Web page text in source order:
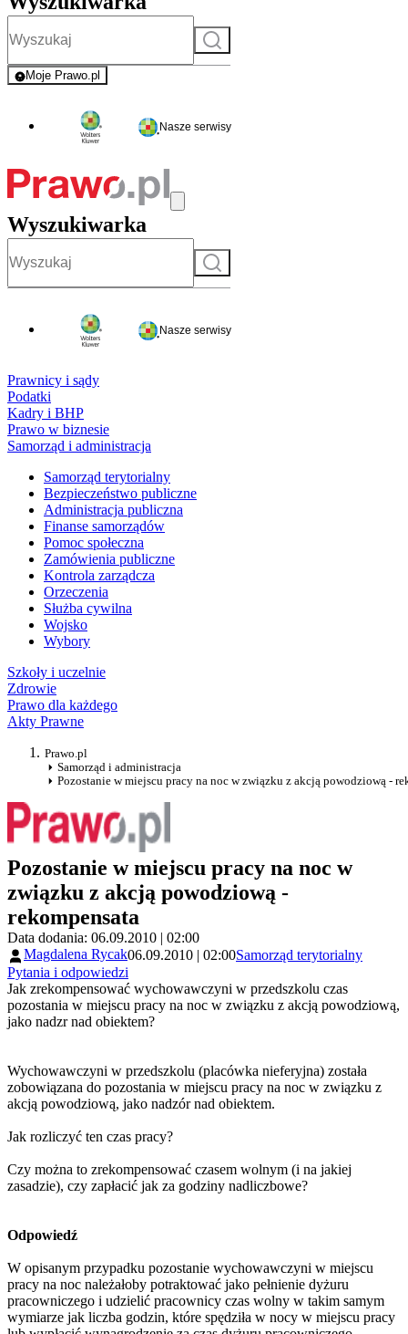
Szukaj
Moje Prawo.pl
- rejestracja i logowanie do serwisu
Nasze serwisy
Wyszukiwarka
Szukaj
Nasze serwisy
Prawnicy i sądy
Podatki
Kadry i BHP
Prawo w biznesie
Samorząd i administracja
Samorząd terytorialny
Bezpieczeństwo publiczne
Administracja publiczna
Finanse samorządów
Pomoc społeczna
Zamówienia publiczne
Kontrola zarządcza
Orzeczenia
Służba cywilna
Wojsko
Wybory
Szkoły i uczelnie
Zdrowie
Prawo dla każdego
Akty Prawne
Prawo.pl
Samorząd i administracja
Pozostanie w miejscu pracy na noc w związku z akcją powodziową -
Pozostanie w miejscu pracy na noc w
związku z akcją powodziową -
rekompensata
Data dodania: 06.09.2010 | 02:00
Magdalena Rycak06.09.2010 | 02:00Samorząd terytorialny
Pytania i odpowiedzi
Jak zrekompensować wychowawczyni w przedszkolu czas
pozostania w miejscu pracy na noc w związku z akcją powodziową,
jako nadzr nad obiektem?
Wychowawczyni w przedszkolu (placówka nieferyjna) została
zobowiązana do pozostania w miejscu pracy na noc w związku z
akcją powodziową, jako nadzór nad obiektem.
Jak rozliczyć ten czas pracy?
Czy można to zrekompensować czasem wolnym (i na jakiej
zasadzie), czy zapłacić jak za godziny nadliczbowe?
Odpowiedź
W opisanym przypadku pozostanie wychowawczyni w miejscu
pracy na noc należałoby potraktować jako pełnienie dyżuru
pracowniczego i udzielić pracownicy czas wolny w takim samym
wymiarze jak liczba godzin, które spędziła w nocy w miejscu pracy